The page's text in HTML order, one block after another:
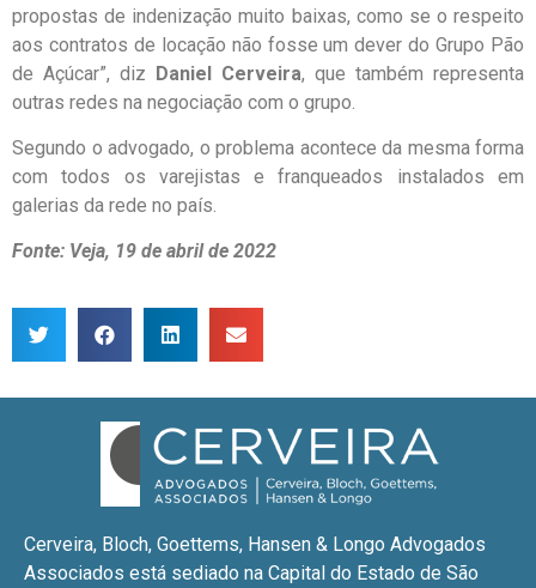
propostas de indenização muito baixas, como se o respeito
aos contratos de locação não fosse um dever do Grupo Pão
de Açúcar”, diz Daniel Cerveira, que também representa
outras redes na negociação com o grupo.
Segundo o advogado, o problema acontece da mesma forma
com todos os varejistas e franqueados instalados em
galerias da rede no país.
Fonte: Veja, 19 de abril de 2022
Cerveira, Bloch, Goettems, Hansen & Longo Advogados
Associados está sediado na Capital do Estado de São